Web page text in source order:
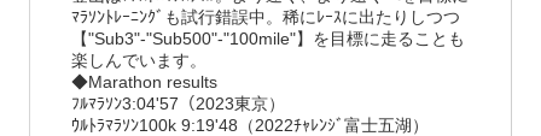
ﾏﾗｿﾝﾄﾚｰﾆﾝｸﾞも試行錯誤中。稀にﾚｰｽに出たりしつつ
【"Sub3"-"Sub500"-"100mile"】を目標に走ることも
楽しんでいます。
◆Marathon results
ﾌﾙﾏﾗｿﾝ3:04'57（2023東京）
ｳﾙﾄﾗﾏﾗｿﾝ100k 9:19'48（2022ﾁｬﾚﾝｼﾞ富士五湖）